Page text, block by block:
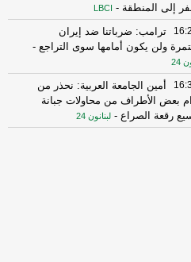
إلى المنطقة -
LBCI
ترامب: ضرباتنا ضد إيران
ولن يكون أمامها سوى التراجع -
24
أمين الجامعة العربية: نحذر من
بعض الأطراف من محاولات جبانة
رقعة الصراع - لبنانون 24